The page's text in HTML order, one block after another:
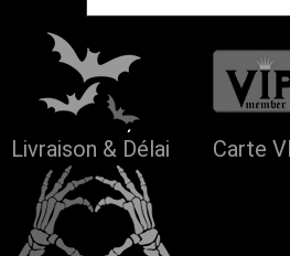
Livraison & Délai Carte